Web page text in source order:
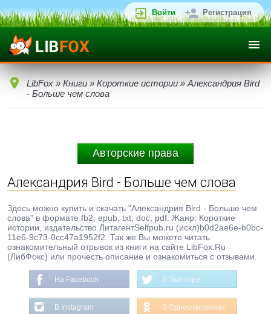
Войти Регистрация
LibFox » Книги » Короткие истории » Александрия Bird
- Больше чем слова
Авторские права
Александрия Bird - Больше чем слова
Здесь можно купить и скачать "Александрия Bird - Больше чем
слова" в формате fb2, epub, txt, doc, pdf. Жанр: Короткие
истории, издательство ЛитагентSelfpub.ru (искл)b0d2ae6e-b0bc-
11e6-9c73-0cc47a1952f2. Так же Вы можете читать
ознакомительный отрывок из книги на сайте LibFox.Ru
(ЛибФокс) или прочесть описание и ознакомиться с отзывами.
На Facebook В Твиттере
В Instagram В Одноклассниках